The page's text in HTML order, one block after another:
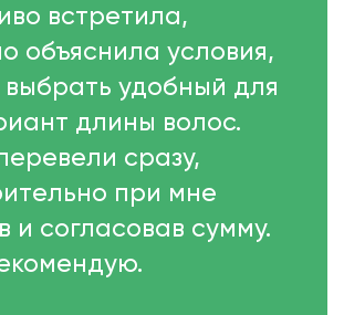
встретила,
объяснила условия,
удобный для
длины волос.
сразу,
при мне
и согласовав сумму.